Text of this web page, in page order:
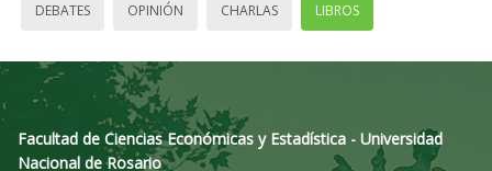
DEBATES OPINIÓN CHARLAS LIBROS
Facultad de Ciencias Económicas y Estadística - Universidad
Nacional de Rosario